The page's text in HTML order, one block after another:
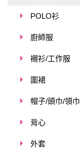
POLO衫
廚師服
襯衫/工作服
圍裙
帽子/頭巾/領巾
背心
外套